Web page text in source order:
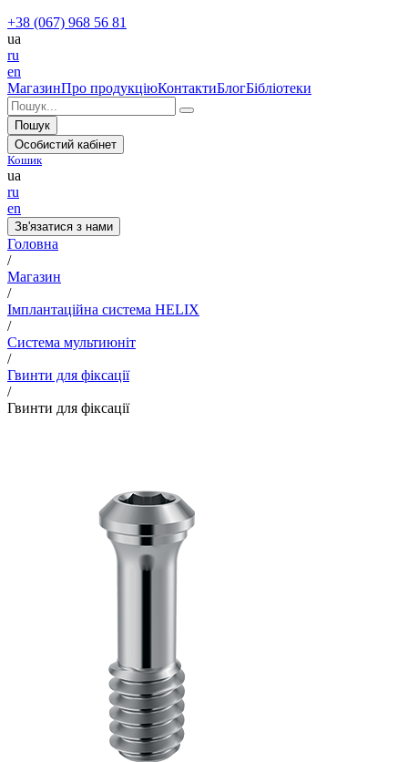
+38 (067) 968 56 81
ua
ru
en
МагазинПро продукціюКонтактиБлогБібліотеки
Пошук
Особистий кабінет
Кошик
ua
ru
en
Зв'язатися з нами
Головна
/
Магазин
/
Імплантаційна система HELIX
/
Система мультиюніт
/
Гвинти для фіксації
/
Гвинти для фіксації